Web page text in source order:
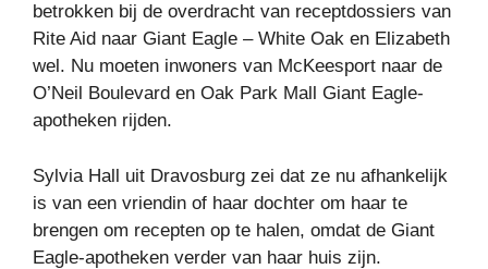
betrokken bij de overdracht van receptdossiers van
Rite Aid naar Giant Eagle – White Oak en Elizabeth
wel. Nu moeten inwoners van McKeesport naar de
O’Neil Boulevard en Oak Park Mall Giant Eagle-
apotheken rijden.
Sylvia Hall uit Dravosburg zei dat ze nu afhankelijk
is van een vriendin of haar dochter om haar te
brengen om recepten op te halen, omdat de Giant
Eagle-apotheken verder van haar huis zijn.